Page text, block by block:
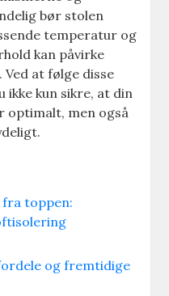
bør stolen
temperatur og
kan påvirke
at følge disse
ikke kun sikre, at din
optimalt, men også
toppen:
og fremtidige